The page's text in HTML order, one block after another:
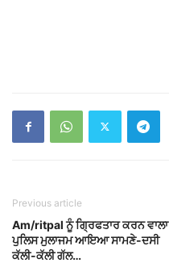
Previous article
Am/ritpal ਨੂੰ ਗ੍ਰਿਫਤਾਰ ਕਰਨ ਵਾਲਾ
ਪੁਲਿਸ ਮੁਲਾਜਮ ਆਇਆ ਸਾਮਣੇ-ਦਸੀ
ਕੱਲੀ-ਕੱਲੀ ਗੱਲ…